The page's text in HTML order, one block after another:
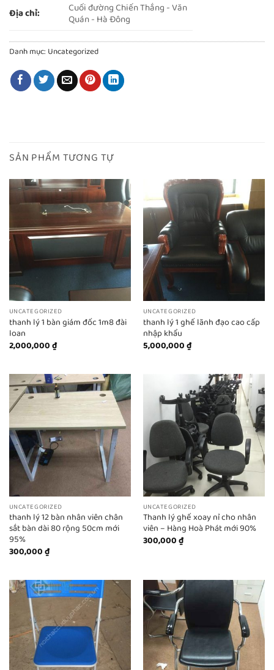
Địa chỉ:
Cuối đường Chiến Thắng - Văn
Quán - Hà Đông
Danh mục: Uncategorized
SẢN PHẨM TƯƠNG TỰ
UNCATEGORIZED
thanh lý 1 bàn giám đốc 1m8 đài
loan
2,000,000₫
UNCATEGORIZED
thanh lý 1 ghế lãnh đạo cao cấp
nhập khẩu
5,000,000₫
UNCATEGORIZED
thanh lý 12 bàn nhân viên chân
sắt bàn dài 80 rộng 50cm mới
95%
300,000₫
UNCATEGORIZED
Thanh lý ghế xoay nỉ cho nhân
viên – Hàng Hoà Phát mới 90%
300,000₫